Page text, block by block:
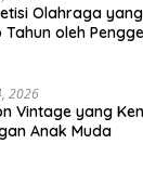
Olahraga
Tahun oleh
2026
Vintage yang
Anak Muda